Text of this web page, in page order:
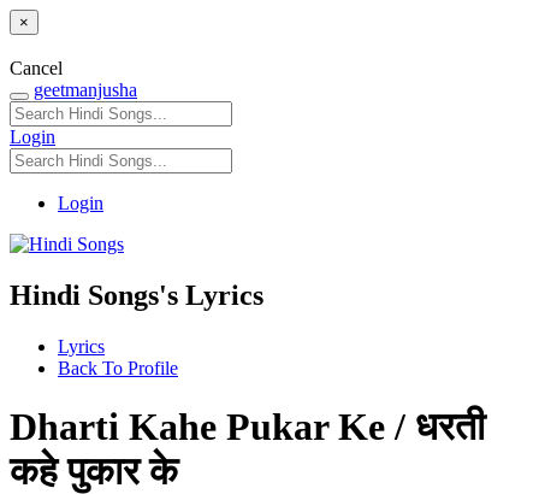
×
Cancel
geetmanjusha
Login
Login
Hindi Songs's Lyrics
Lyrics
Back To Profile
Dharti Kahe Pukar Ke / धरती
कहे पुकार के